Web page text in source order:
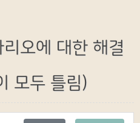
오에 대한 해결
모두 틀림)